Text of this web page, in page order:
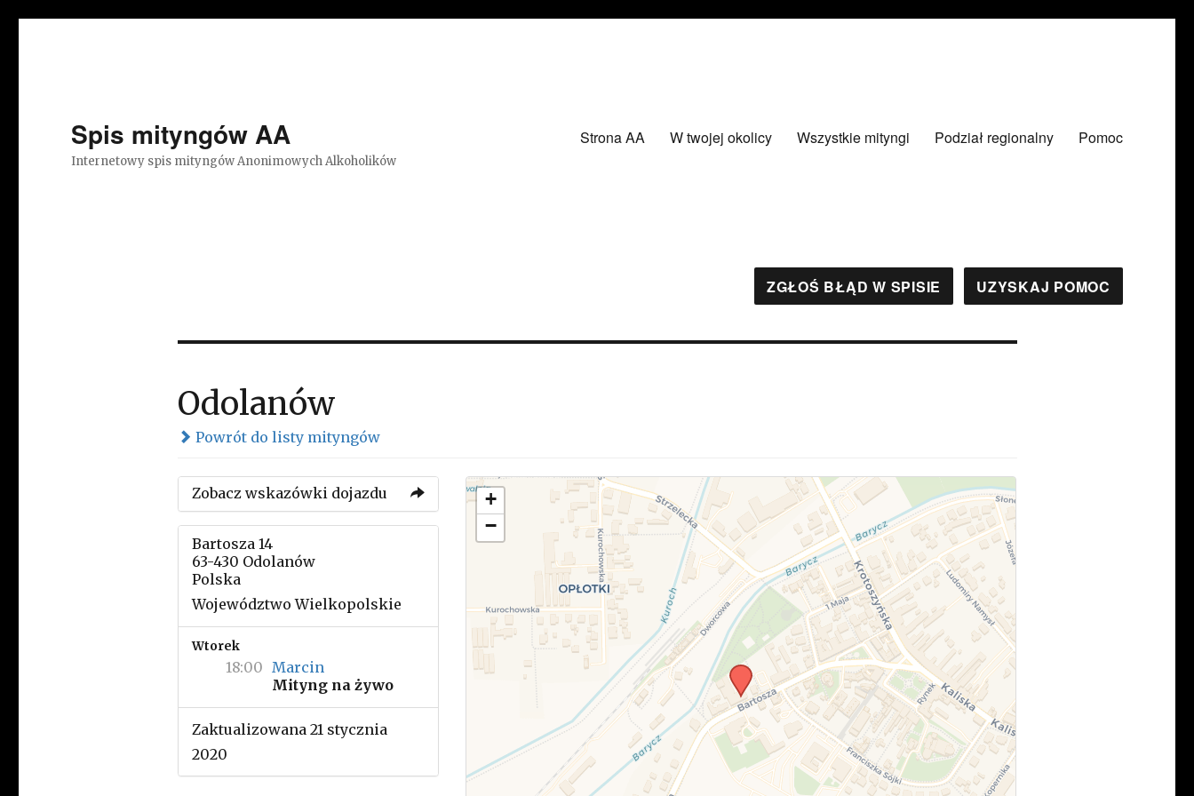
Spis mityngów AA
Internetowy spis mityngów Anonimowych Alkoholików
Strona AA W twojej okolicy Wszystkie mityngi Podział regionalny Pomoc
ZGŁOŚ BŁĄD W SPISIE UZYSKAJ POMOC
Odolanów
Powrót do listy mityngów
Zobacz wskazówki dojazdu
Bartosza 14
63-430 Odolanów
Polska
Województwo Wielkopolskie
Wtorek
18:00 Marcin
Mityng na żywo
Zaktualizowana 21 stycznia
2020
+
−